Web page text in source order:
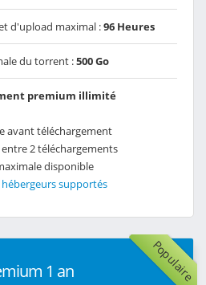
d'upload maximal :96 Heures
du torrent :500 Go
premium illimité
avant téléchargement
2 téléchargements
disponible
hébergeurs supportés
Populaire
1 an